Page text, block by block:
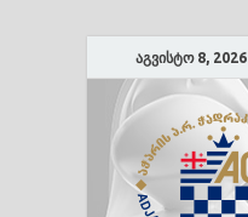
აგვისტო 8, 2026